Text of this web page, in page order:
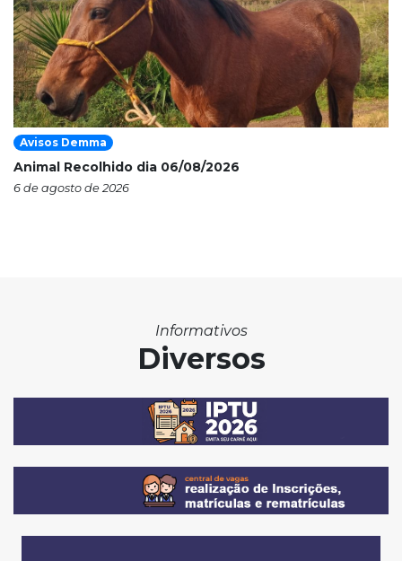
Avisos Demma
Animal Recolhido dia 06/08/2026
6 de agosto de 2026
Informativos
Diversos